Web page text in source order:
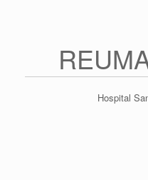
Hospital